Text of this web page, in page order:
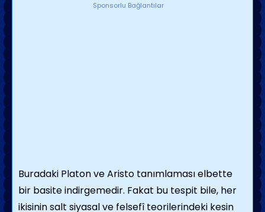
Sponsorlu Bağlantılar
Buradaki Platon ve Aristo tanımlaması elbette
bir basite indirgemedir. Fakat bu tespit bile, her
ikisinin salt siyasal ve felsefî teorilerindeki kesin